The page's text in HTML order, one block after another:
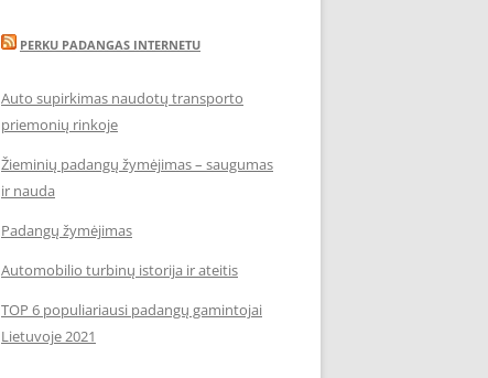
PERKU PADANGAS INTERNETU
Auto supirkimas naudotų transporto
priemonių rinkoje
Žieminių padangų žymėjimas – saugumas
ir nauda
Padangų žymėjimas
Automobilio turbinų istorija ir ateitis
TOP 6 populiariausi padangų gamintojai
Lietuvoje 2021